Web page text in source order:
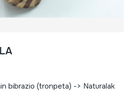
bibrazio (tronpeta) -> Naturalak